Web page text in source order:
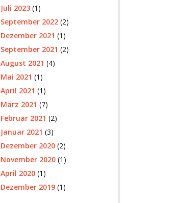
Juli 2023 (1)
September 2022 (2)
Dezember 2021 (1)
September 2021 (2)
August 2021 (4)
Mai 2021 (1)
April 2021 (1)
März 2021 (7)
Februar 2021 (2)
Januar 2021 (3)
Dezember 2020 (2)
November 2020 (1)
April 2020 (1)
Dezember 2019 (1)